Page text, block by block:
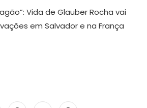
Vida de Glauber Rocha vai
em Salvador e na França